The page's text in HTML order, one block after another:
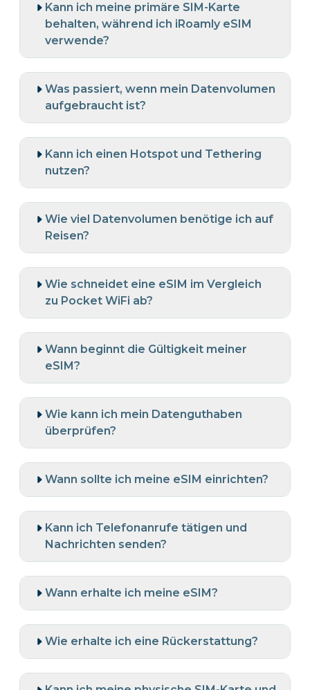
Kann ich meine primäre SIM-Karte
behalten, während ich iRoamly eSIM
verwende?
Was passiert, wenn mein Datenvolumen
aufgebraucht ist?
Kann ich einen Hotspot und Tethering
nutzen?
Wie viel Datenvolumen benötige ich auf
Reisen?
Wie schneidet eine eSIM im Vergleich
zu Pocket WiFi ab?
Wann beginnt die Gültigkeit meiner
eSIM?
Wie kann ich mein Datenguthaben
überprüfen?
Wann sollte ich meine eSIM einrichten?
Kann ich Telefonanrufe tätigen und
Nachrichten senden?
Wann erhalte ich meine eSIM?
Wie erhalte ich eine Rückerstattung?